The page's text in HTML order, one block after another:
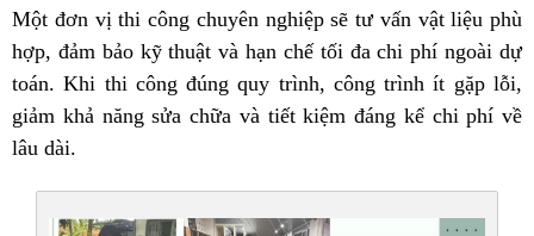
Một đơn vị thi công chuyên nghiệp sẽ tư vấn vật liệu phù
hợp, đảm bảo kỹ thuật và hạn chế tối đa chi phí ngoài dự
toán. Khi thi công đúng quy trình, công trình ít gặp lỗi,
giảm khả năng sửa chữa và tiết kiệm đáng kể chi phí về
lâu dài.